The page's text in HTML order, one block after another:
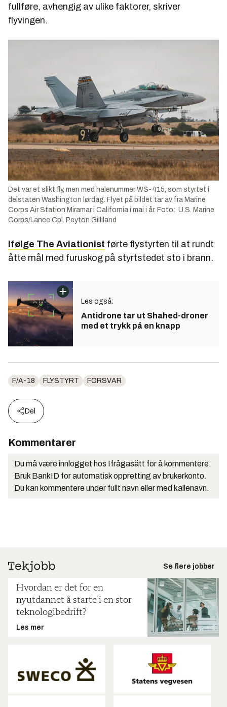
fullføre, avhengig av ulike faktorer, skriver
flyvingen.
Det var et slikt fly, men med halenummer WS-415, som styrtet i
delstaten Washington lørdag. Flyet på bildet tar av fra Marine
Corps Air Station Miramar i California i mai i år. Foto: U.S. Marine
Corps/Lance Cpl. Peyton Gilliland
Ifølge The Aviationist førte flystyrten til at rundt
åtte mål med furuskog på styrtstedet sto i brann.
Les også:
Antidrone tar ut Shahed-droner
med et trykk på en knapp
F/A-18 FLYSTYRT FORSVAR
Del
Kommentarer
Du må være innlogget hos Ifrågasätt for å kommentere.
Bruk BankID for automatisk oppretting av brukerkonto.
Du kan kommentere under fullt navn eller med kallenavn.
Se flere jobber
Hvordan er det for en
nyutdannet å starte i en stor
teknologibedrift?
Les mer